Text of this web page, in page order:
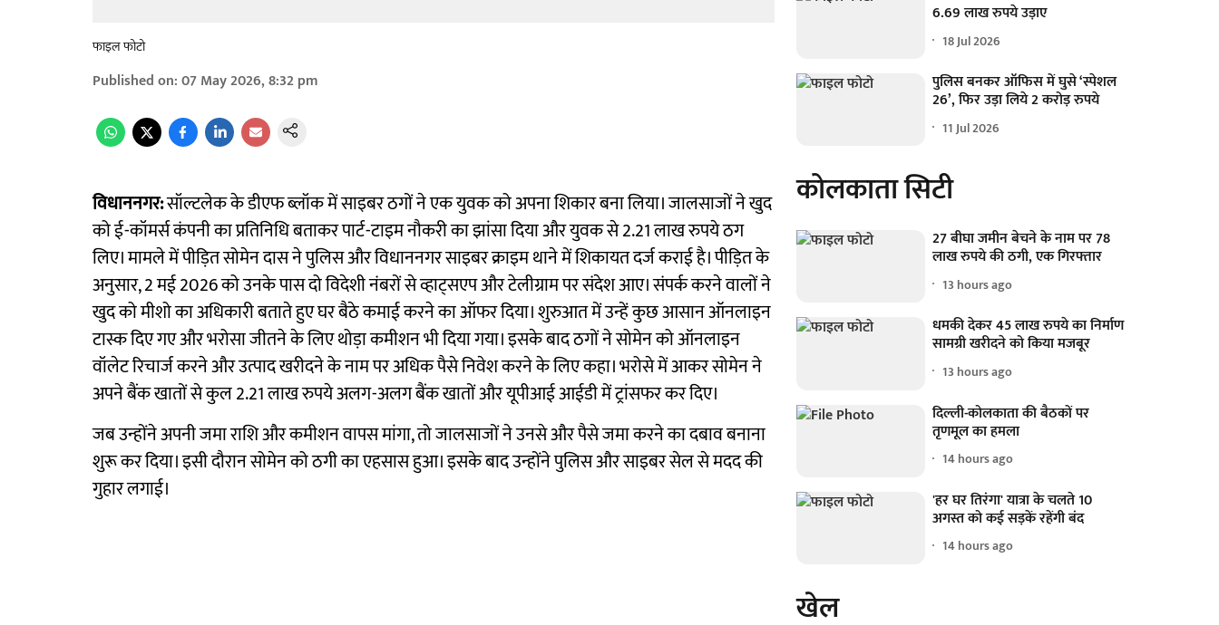
फाइल फोटो
Published on:07 May 2026, 8:32 pm
विधाननगर:सॉल्टलेक के डीएफ ब्लॉक में साइबर ठगों ने एक युवक को अपना शिकार बना लिया। जालसाजों ने खुद
को ई-कॉमर्स कंपनी का प्रतिनिधि बताकर पार्ट-टाइम नौकरी का झांसा दिया और युवक से 2.21 लाख रुपये ठग
लिए। मामले में पीड़ित सोमेन दास ने पुलिस और विधाननगर साइबर क्राइम थाने में शिकायत दर्ज कराई है। पीड़ित के
अनुसार, 2 मई 2026 को उनके पास दो विदेशी नंबरों से व्हाट्सएप और टेलीग्राम पर संदेश आए। संपर्क करने वालों ने
खुद को मीशो का अधिकारी बताते हुए घर बैठे कमाई करने का ऑफर दिया। शुरुआत में उन्हें कुछ आसान ऑनलाइन
टास्क दिए गए और भरोसा जीतने के लिए थोड़ा कमीशन भी दिया गया। इसके बाद ठगों ने सोमेन को ऑनलाइन
वॉलेट रिचार्ज करने और उत्पाद खरीदने के नाम पर अधिक पैसे निवेश करने के लिए कहा। भरोसे में आकर सोमेन ने
अपने बैंक खातों से कुल 2.21 लाख रुपये अलग-अलग बैंक खातों और यूपीआई आईडी में ट्रांसफर कर दिए।
जब उन्होंने अपनी जमा राशि और कमीशन वापस मांगा, तो जालसाजों ने उनसे और पैसे जमा करने का दबाव बनाना
शुरू कर दिया। इसी दौरान सोमेन को ठगी का एहसास हुआ। इसके बाद उन्होंने पुलिस और साइबर सेल से मदद की
गुहार लगाई।
6.69 लाख रुपये उड़ाए
18 Jul 2026
पुलिस बनकर ऑफिस में घुसे ‘स्पेशल
26’, फिर उड़ा लिये 2 करोड़ रुपये
11 Jul 2026
कोलकाता सिटी
27 बीघा जमीन बेचने के नाम पर 78
लाख रुपये की ठगी, एक गिरफ्तार
13 hours ago
धमकी देकर 45 लाख रुपये का निर्माण
सामग्री खरीदने को किया मजबूर
13 hours ago
दिल्ली-कोलकाता की बैठकों पर
तृणमूल का हमला
14 hours ago
'हर घर तिरंगा' यात्रा के चलते 10
अगस्त को कई सड़कें रहेंगी बंद
14 hours ago
खेल